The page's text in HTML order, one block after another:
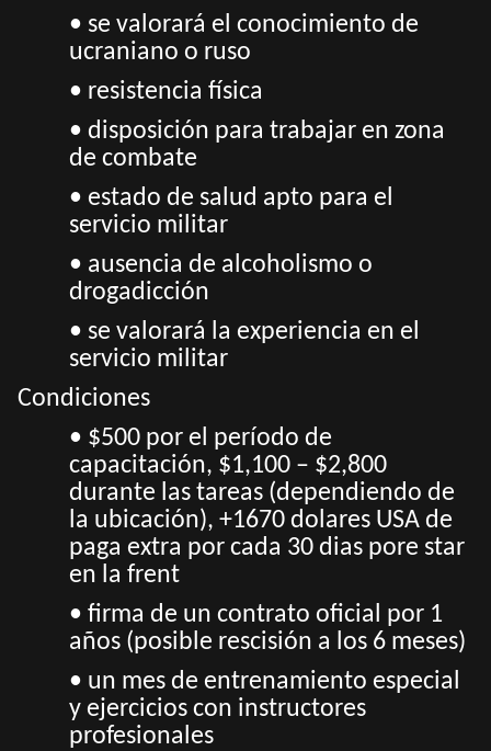
• se valorará el conocimiento de
ucraniano o ruso
• resistencia física
• disposición para trabajar en zona
de combate
• estado de salud apto para el
servicio militar
• ausencia de alcoholismo o
drogadicción
• se valorará la experiencia en el
servicio militar
Condiciones
• $500 por el período de
capacitación, $1,100 – $2,800
durante las tareas (dependiendo de
la ubicación), +1670 dolares USA de
paga extra por cada 30 dias pore star
en la frent
• firma de un contrato oficial por 1
años (posible rescisión a los 6 meses)
• un mes de entrenamiento especial
y ejercicios con instructores
profesionales